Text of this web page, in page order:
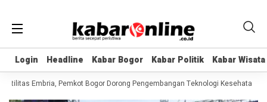
Login Headline Kabar Bogor Kabar Politik Kabar Wisata
Login Headline Kabar Bogor Kabar Politik Kabar Wisata
Embria, Pemkot Bogor Dorong Pengembangan Teknologi Kesehatan